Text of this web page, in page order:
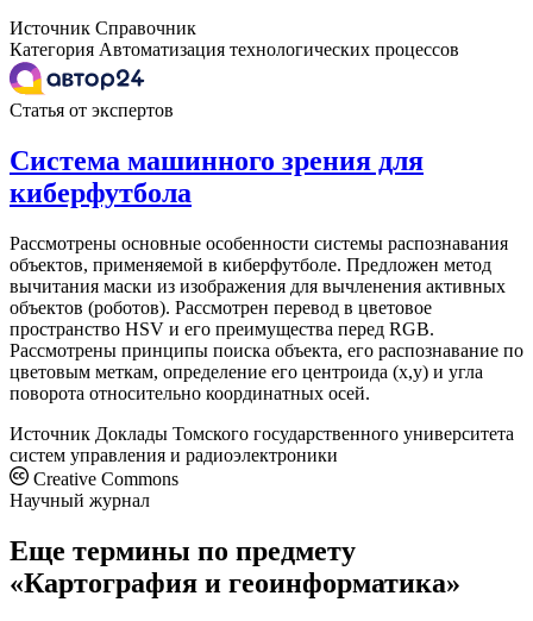
Источник Справочник
Категория Автоматизация технологических процессов
Статья от экспертов
Система машинного зрения для
киберфутбола
Рассмотрены основные особенности системы распознавания
объектов, применяемой в киберфутболе. Предложен метод
вычитания маски из изображения для вычленения активных
объектов (роботов). Рассмотрен перевод в цветовое
пространство HSV и его преимущества перед RGB.
Рассмотрены принципы поиска объекта, его распознавание по
цветовым меткам, определение его центроида (x,y) и угла
поворота относительно координатных осей.
Источник Доклады Томского государственного университета
систем управления и радиоэлектроники
Creative Commons
Научный журнал
Еще термины по предмету
«Картография и геоинформатика»